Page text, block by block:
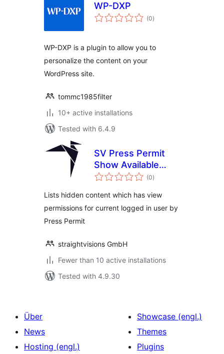
WP-DXP
(0total
ratings
)
WP-DXP is a plugin to allow you to
personalize the content on your
WordPress site.
tommc1985filter
10+ active installations
Tested with 6.4.9
SV Press Permit
Show Available
Content for User
(0total
ratings
)
Lists hidden content which has view
permissions for current logged in user by
Press Permit
straightvisions GmbH
Fewer than 10 active installations
Tested with 4.9.30
Über
News
Hosting (engl.)
Showcase (engl.)
Themes
Plugins